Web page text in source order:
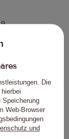
z o.o.
z o.o. 270
Straße 90-361
www.gnb-
Die
Speicherung
Web-Browser
und